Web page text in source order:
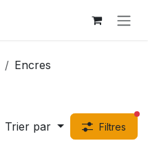
Encres
Trier par Filtres